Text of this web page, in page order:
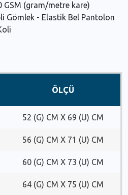
GSM (gram/metre kare)
Gömlek - Elastik Bel Pantolon
ÖLÇÜ
52 (G) CM X 69 (U) CM
56 (G) CM X 71 (U) CM
60 (G) CM X 73 (U) CM
64 (G) CM X 75 (U) CM